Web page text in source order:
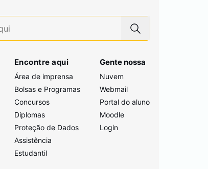
Encontre aqui
Área de imprensa
Bolsas e Programas
Concursos
Diplomas
Proteção de Dados
Assistência
Estudantil
Gente nossa
Nuvem
Webmail
Portal do aluno
Moodle
Login